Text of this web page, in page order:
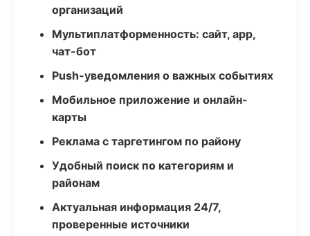
организаций
Мультиплатформенность: сайт, app,
чат-бот
Push-уведомления о важных событиях
Мобильное приложение и онлайн-
карты
Реклама с таргетингом по району
Удобный поиск по категориям и
районам
Актуальная информация 24/7,
проверенные источники